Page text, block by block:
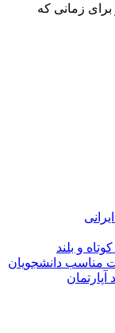
زمانی که
و بلند
مناسب دانشجویان